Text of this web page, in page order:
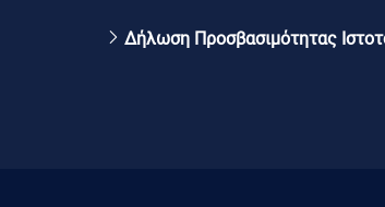
Δήλωση Προσβασιμότητας